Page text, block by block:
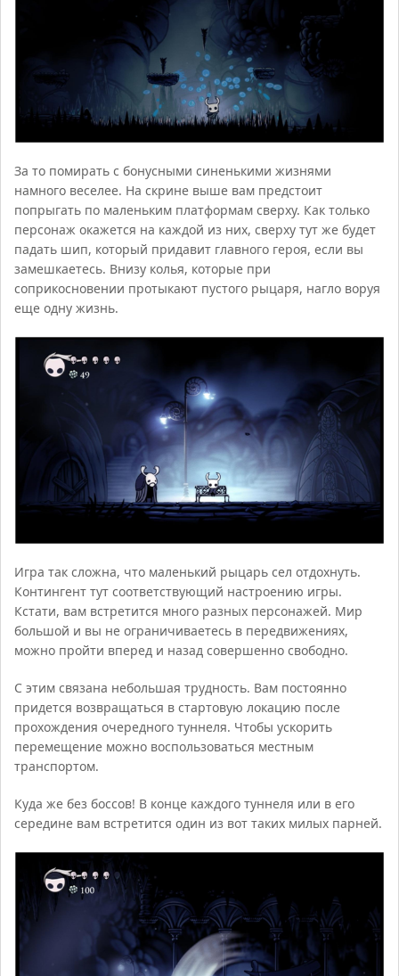
За то помирать с бонусными синенькими жизнями
намного веселее. На скрине выше вам предстоит
попрыгать по маленьким платформам сверху. Как только
персонаж окажется на каждой из них, сверху тут же будет
падать шип, который придавит главного героя, если вы
замешкаетесь. Внизу колья, которые при
соприкосновении протыкают пустого рыцаря, нагло воруя
еще одну жизнь.
Игра так сложна, что маленький рыцарь сел отдохнуть.
Контингент тут соответствующий настроению игры.
Кстати, вам встретится много разных персонажей. Мир
большой и вы не ограничиваетесь в передвижениях,
можно пройти вперед и назад совершенно свободно.
С этим связана небольшая трудность. Вам постоянно
придется возвращаться в стартовую локацию после
прохождения очередного туннеля. Чтобы ускорить
перемещение можно воспользоваться местным
транспортом.
Куда же без боссов! В конце каждого туннеля или в его
середине вам встретится один из вот таких милых парней.